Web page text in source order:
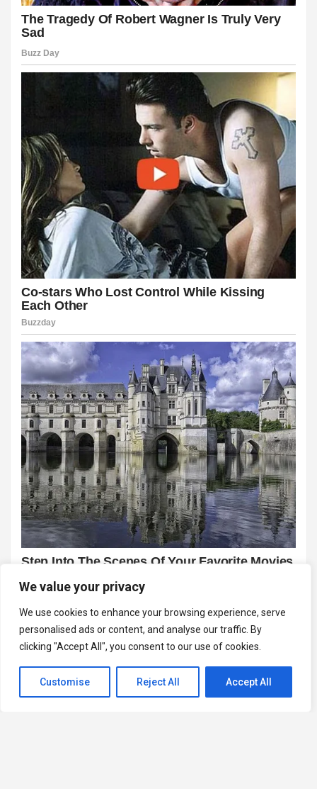
We value your privacy
We use cookies to enhance your browsing experience, serve
personalised ads or content, and analyse our traffic. By
clicking "Accept All", you consent to our use of cookies.
Customise Reject All Accept All